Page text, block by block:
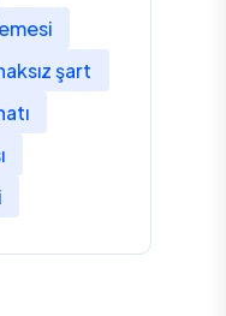
şart